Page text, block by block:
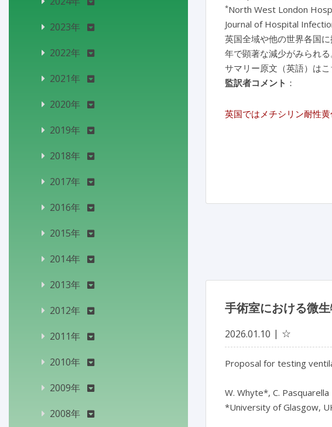
*North West London
Journal of Hospital
英国全域や他の世界各国
年で顕著な減少がみられる
サマリー原文（英語）はこ
監訳者コメント ：
英国ではメチシリン耐性
手術室における微
2026.01.10 ☆
Proposal for testing
W. Whyte*, C. Pasquarella
*University of Glasgow,
2023年
2022年
2021年
2020年
2019年
2018年
2017年
2016年
2015年
2014年
2013年
2012年
2011年
2010年
2009年
2008年